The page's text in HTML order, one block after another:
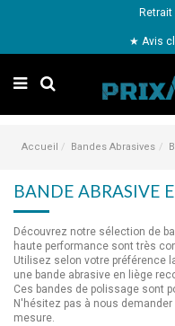
★ Avis
Accueil Bandes Abrasives
BANDE ABRASIVE
Découvrez notre sélection de
haute performance sont très
Utilisez selon votre préférence
une bande abrasive en liège
Ces bandes de polissage sont
N'hésitez pas à nous
mesure.